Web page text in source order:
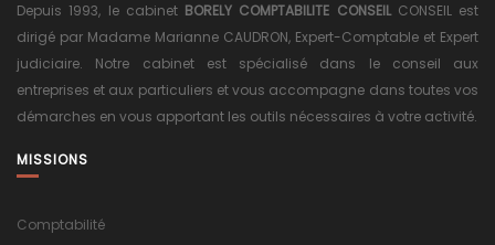
Depuis 1993, le cabinet BORELY COMPTABILITE CONSEILCONSEIL est
dirigé par Madame Marianne CAUDRON, Expert-Comptable et Expert
judiciaire. Notre cabinet est spécialisé dans le conseil aux
entreprises et aux particuliers et vous accompagne dans toutes vos
démarches en vous apportant les outils nécessaires à votre activité.
MISSIONS
Comptabilité